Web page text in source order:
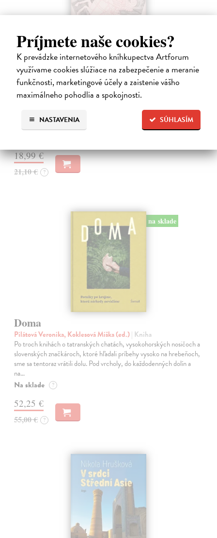
Príjmete naše cookies?
K prevádzke internetového kníhkupectva Artforum
využívame cookies slúžiace na zabezpečenie a meranie
funkčnosti, marketingové účely a zaistenie vášho
maximálneho pohodlia a spokojnosti.
SÚHLASÍM
NASTAVENIA
Obušky a chačapuri
Karlíková Eva| Kniha
Kniha přináší svědectví o společenské, politické a kulturní situaci
s proevropským směřováním proměnila ve stát ovládaný jednou
stranou. Autorka,…
18,99 €
21,10 € ?
na sklade
Doma
Pilátová Veronika, Koklesová Miška (ed.)| Kniha
Po troch knihách o tatranských chatách, vysokohorských nosičoch a
slovenských značkároch, ktoré hľadali príbehy vysoko na hrebeňoch,
sme sa tentoraz vrátili dolu. Pod vrcholy, do každodenných dolín a
na…
Na sklade ?
52,25 €
55,00 € ?